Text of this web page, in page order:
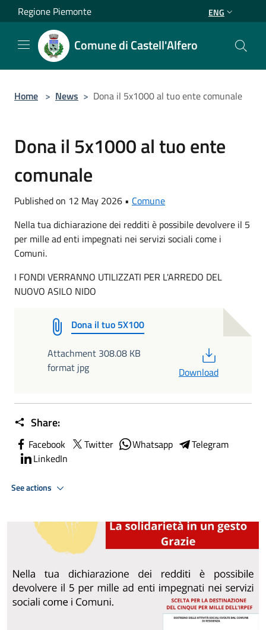
Salta al contenuto principale
Regione Piemonte ENG
Comune di Castell'Alfero
Home > News > Dona il 5x1000 al tuo ente comunale
Dona il 5x1000 al tuo ente
comunale
Published on 12 May 2026 • Comune
Nella tua dichiarazione dei redditi è possibile devolvere il 5
per mille ad enti impegnati nei servizi sociali come i
Comuni.
I FONDI VERRANNO UTILIZZATI PER L'ARREDO DEL
NUOVO ASILO NIDO
Dona il tuo 5X100
Attachment 308.08 KB
format jpg
Download
Share:
Facebook Twitter Whatsapp
Telegram
LinkedIn
See actions